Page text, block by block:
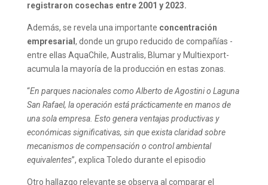
registraron cosechas entre 2001 y 2023.
Además, se revela una importante concentración
empresarial , donde un grupo reducido de compañías -
entre ellas AquaChile, Australis, Blumar y Multiexport-
acumula la mayoría de la producción en estas zonas.
“En parques nacionales como Alberto de Agostini o Laguna
San Rafael, la operación está prácticamente en manos de
una sola empresa. Esto genera ventajas productivas y
económicas significativas, sin que exista claridad sobre
mecanismos de compensación o control ambiental
equivalentes”, explica Toledo durante el episodio
Otro hallazgo relevante se observa al comparar el